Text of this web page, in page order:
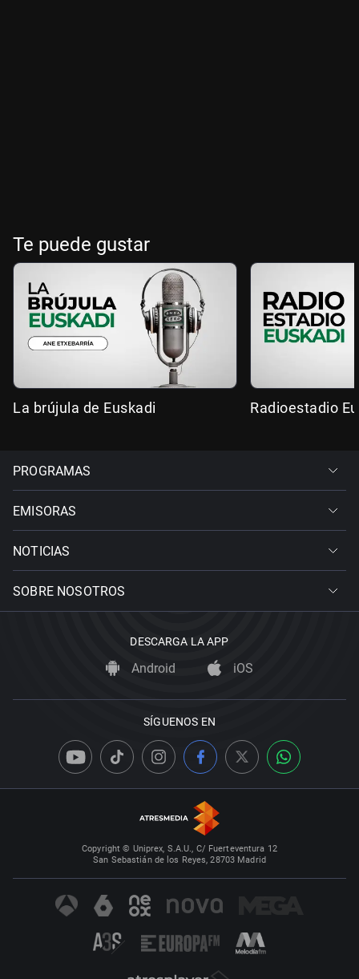
Te puede gustar
La brújula de Euskadi Radioestadio
PROGRAMAS
EMISORAS
NOTICIAS
SOBRE NOSOTROS
DESCARGA LA APP
Android iOS
SÍGUENOS EN
Copyright © Uniprex, S.A.U., C/ Fuerteventura 12
San Sebastián de los Reyes, 28703 Madrid